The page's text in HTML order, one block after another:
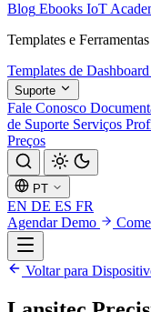
Blog Ebooks IoT
Templates e Ferramentas
Templates de Dashboard
Suporte
Fale Conosco
de Suporte Serviços
Preços
PT
EN DE ES FR
Agendar Demo
Voltar para